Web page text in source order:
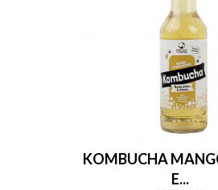
KOMBUCHA
E...